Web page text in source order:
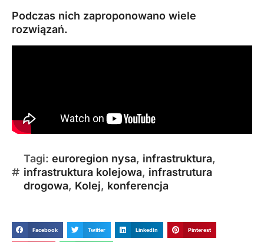
Podczas nich zaproponowano wiele
rozwiązań.
Tagi: euroregion nysa, infrastruktura,
infrastruktura kolejowa, infrastrutura
drogowa, Kolej, konferencja
Facebook Twitter LinkedIn Pinterest